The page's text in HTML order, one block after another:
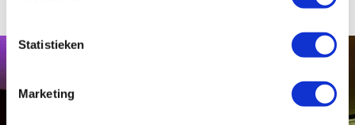
Statistieken
Marketing